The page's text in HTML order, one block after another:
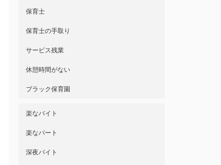
保育士
保育士の手取り
サービス残業
休憩時間がない
ブラック保育園
楽なバイト
楽なパート
深夜バイト